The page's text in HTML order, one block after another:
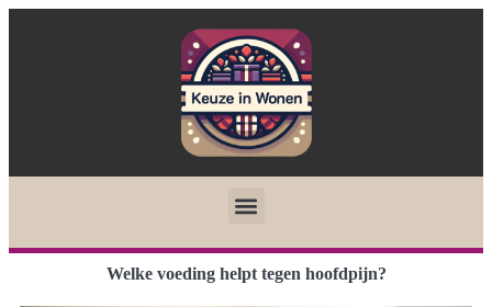
Welke voeding helpt tegen hoofdpijn?